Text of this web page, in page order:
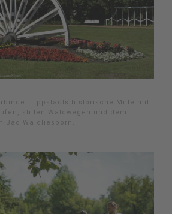
Lippstadts historische Mitte mit
stillen Waldwegen und dem
Bad Waldliesborn.